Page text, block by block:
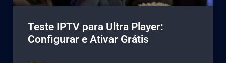
Teste IPTV para Ultra Player:
Configurar e Ativar Grátis